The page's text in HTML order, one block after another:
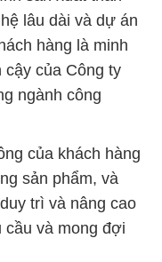
của khách hàng
sản phẩm, và
trì và nâng cao
và mong đợi
Liquid _
Neosorb Liquid _